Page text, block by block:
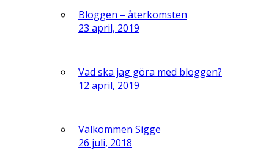
Bloggen – återkomsten
23 april, 2019
Vad ska jag göra med bloggen?
12 april, 2019
Välkommen Sigge
26 juli, 2018